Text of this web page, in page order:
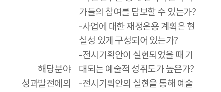
가들의 참여를 담보할 수 있는가?
-사업에 대한 재정운용 계획은 현
실성 있게 구성되어 있는가?
성과
해당분야
발전에의
-전시기획안이 실현되었을 때 기
대되는 예술적 성취도가 높은가?
-전시기획안의 실현을 통해 예술